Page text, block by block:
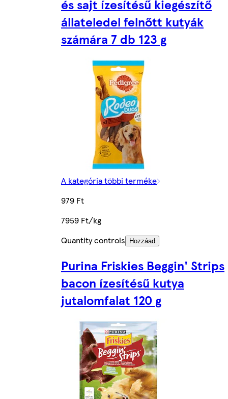
és sajt ízesítésű kiegészítő
állateledel felnőtt kutyák
számára 7 db 123 g
A kategória többi terméke
979 Ft
7959 Ft/kg
Quantity controls
Hozzáad
Purina Friskies Beggin' Strips
bacon ízesítésű kutya
jutalomfalat 120 g